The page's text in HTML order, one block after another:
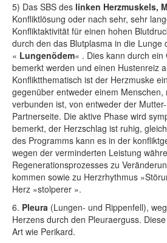
5) Das SBS des linken Herzmuskels,
Konfliktlösung oder nach sehr, sehr
Konfliktaktivität für einen hohen
durch den das Blutplasma in die Lunge
« Lungenödem« . Dies kann durch
bemerkt werden und einen Hustenreiz
Konfliktthematisch ist der Herzmuske
gegenüber entweder einem
verbunden ist, von entweder der
Partnerseite. Die aktive Phase wird
bemerkt, der Herzschlag ist ruhig,
des Programms kann es in der
wegen der verminderten Leistung
Regenerationsprozesses zu
kommen sowie zu Herzrhythmus
Herz »stolperer ».
6. Pleura (Lungen- und Rippenfell),
Herzens durch den Pleuraerguss.
Art wie Perikard.